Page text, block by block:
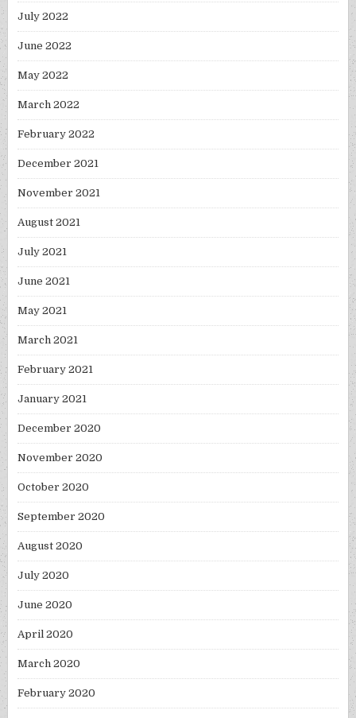
July 2022
June 2022
May 2022
March 2022
February 2022
December 2021
November 2021
August 2021
July 2021
June 2021
May 2021
March 2021
February 2021
January 2021
December 2020
November 2020
October 2020
September 2020
August 2020
July 2020
June 2020
April 2020
March 2020
February 2020